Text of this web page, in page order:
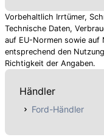
Vorbehaltlich Irrtümer,
Technische Daten,
auf EU-Normen sowie auf
entsprechend den
Richtigkeit der Angaben.
Händler
Ford-Händler